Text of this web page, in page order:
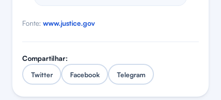
Fonte: www.justice.gov
Compartilhar:
Twitter
Facebook Telegram